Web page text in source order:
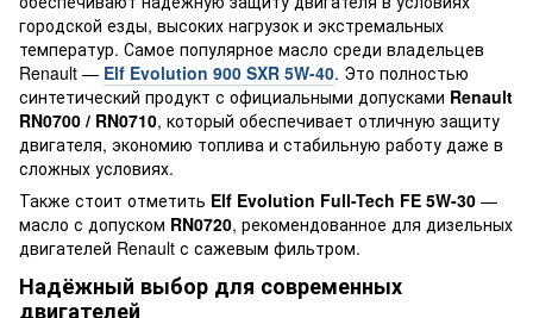
городской езды, высоких нагрузок и экстремальных
температур. Самое популярное масло среди владельцев
Renault — Elf Evolution 900 SXR 5W-40. Это полностью
синтетический продукт с официальными допусками Renault
RN0700 / RN0710, который обеспечивает отличную защиту
двигателя, экономию топлива и стабильную работу даже в
сложных условиях.
Также стоит отметить Elf Evolution Full-Tech FE 5W-30 —
масло с допуском RN0720, рекомендованное для дизельных
двигателей Renault с сажевым фильтром.
Надёжный выбор для современных
двигателей